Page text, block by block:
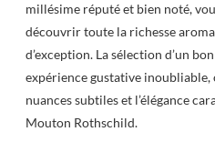
millésime réputé et bien noté,
découvrir toute la richesse
d’exception. La sélection d’un
expérience gustative inoubliable,
nuances subtiles et l’élégance
Mouton Rothschild.